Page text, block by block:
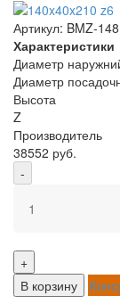
Артикул: BMZ-148
Характеристики
Диаметр
Диаметр
Высота
Z
Производитель
38552 руб.
-
+
В корзину